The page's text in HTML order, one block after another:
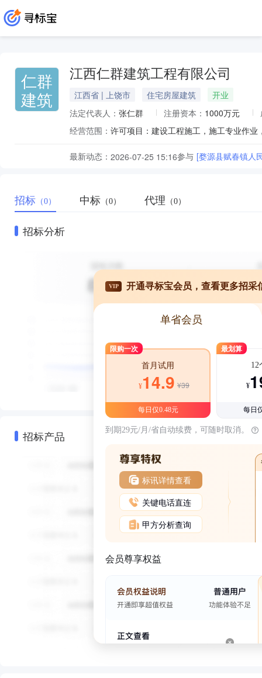
仁群
建筑
江西仁群建筑工程有限公司
江西省 | 上饶市 住宅房屋建筑
开业
法定代表人： 张仁群 注册资本： 1000万元
经营范围：
最新动态： 2026-07-25 15:16参与 [婺源县赋春镇人
招标 （0） 中标 （0） 代理 （0）
招标分析
招标产品
VIP 开通寻标宝会员，查看更多招采
单省会员
限购一次
首月试用
¥14.9 ¥39
每日仅0.48元
最划算
12
¥
每日
到期29元/月/省自动续费，可随时取消。
标讯详情查看
关键电话直连
甲方分析查询
会员尊享权益